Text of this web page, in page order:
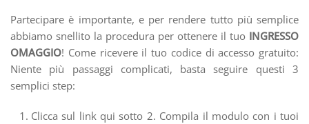
Partecipare è importante, e per rendere tutto più semplice
abbiamo snellito la procedura per ottenere il tuo INGRESSO
OMAGGIO! Come ricevere il tuo codice di accesso gratuito:
Niente più passaggi complicati, basta seguire questi 3
semplici step:
Clicca sul link qui sotto 2. Compila il modulo con i tuoi